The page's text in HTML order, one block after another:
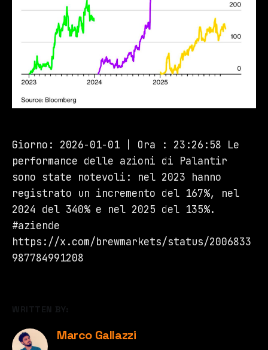
Giorno: 2026-01-01 | Ora : 23:26:58 Le
performance delle azioni di Palantir
sono state notevoli: nel 2023 hanno
registrato un incremento del 167%, nel
2024 del 340% e nel 2025 del 135%.
#aziende
https://x.com/brewmarkets/status/2006833
987784991208
WRITTEN BY:
Marco Gallazzi